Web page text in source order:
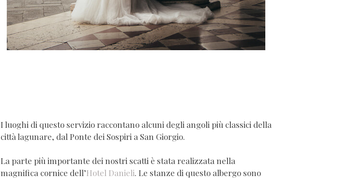
I luoghi di questo servizio raccontano alcuni degli angoli più classici della
città lagunare, dal Ponte dei Sospiri a San Giorgio.
La parte più importante dei nostri scatti è stata realizzata nella
magnifica cornice dell’Hotel Danieli. Le stanze di questo albergo sono